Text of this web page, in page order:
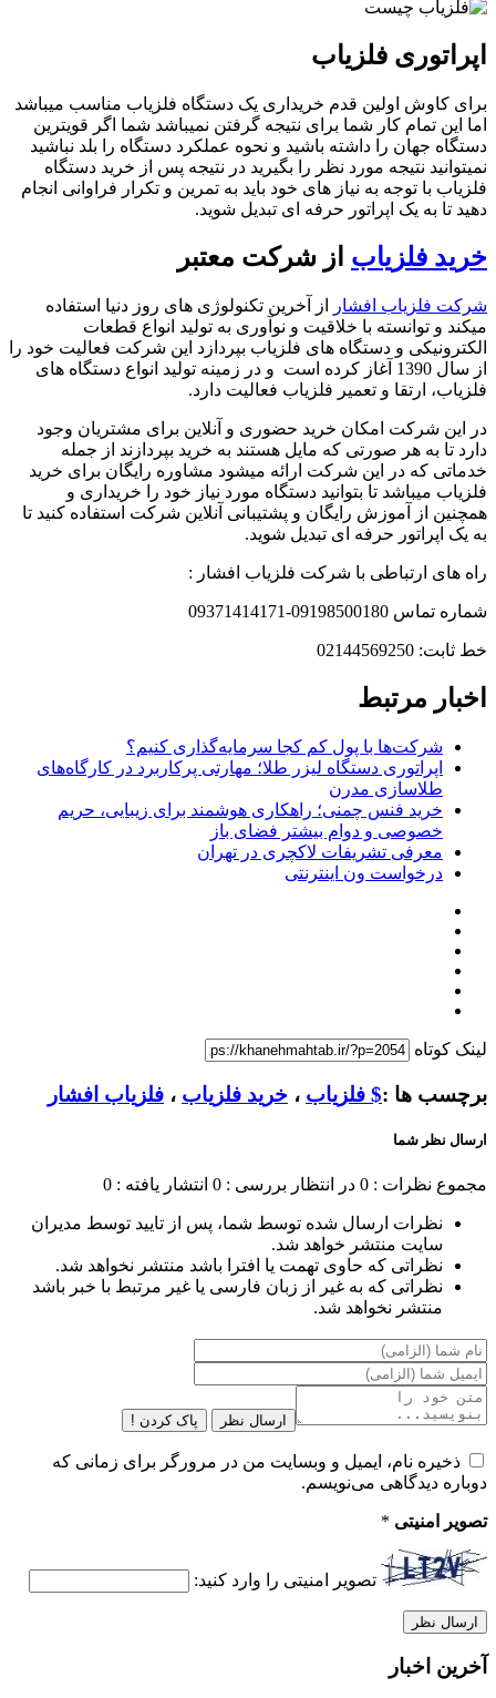
اپراتوری فلزیاب
برای کاوش اولین قدم خریداری یک دستگاه فلزیاب مناسب میباشد
اما این تمام کار شما برای نتیجه گرفتن نمیباشد شما اگر قویترین
دستگاه جهان را داشته باشید و نحوه عملکرد دستگاه را بلد نباشید
نمیتوانید نتیجه مورد نظر را بگیرید در نتیجه پس از خرید دستگاه
فلزیاب با توجه به نیاز های خود باید به تمرین و تکرار فراوانی انجام
دهید تا به یک اپراتور حرفه ای تبدیل شوید.
خرید فلزیاب از شرکت معتبر
شرکت فلزیاب افشار
از آخرین تکنولوژی های روز دنیا استفاده
میکند و توانسته با خلاقیت و نوآوری به تولید انواع قطعات
الکترونیکی و دستگاه های فلزیاب بپردازد این شرکت فعالیت خود را
از سال 1390 آغاز کرده است و در زمینه تولید انواع دستگاه های
فلزیاب، ارتقا و تعمیر فلزیاب فعالیت دارد.
در این شرکت امکان خرید حضوری و آنلاین برای مشتریان وجود
دارد تا به هر صورتی که مایل هستند به خرید بپردازند از جمله
خدماتی که در این شرکت ارائه میشود مشاوره رایگان برای خرید
فلزیاب میباشد تا بتوانید دستگاه مورد نیاز خود را خریداری و
همچنین از آموزش رایگان و پشتیبانی آنلاین شرکت استفاده کنید تا
به یک اپراتور حرفه ای تبدیل شوید.
راه های ارتباطی با شرکت فلزیاب افشار :
شماره تماس 09198500180-09371414171
خط ثابت: 02144569250
اخبار مرتبط
شرکت‌ها با پول کم کجا سرمایه‌گذاری کنیم؟
اپراتوری دستگاه لیزر طلا؛ مهارتی پرکاربرد در کارگاه‌های
طلاسازی مدرن
خرید فنس چمنی؛ راهکاری هوشمند برای زیبایی، حریم
خصوصی و دوام بیشتر فضای باز
معرفی تشریفات لاکچری در تهران
درخواست ون اینترنتی
لینک کوتاه
برچسب ها :$ فلزیاب ، خرید فلزیاب ، فلزیاب افشار
ارسال نظر شما
مجموع نظرات : 0 در انتظار بررسی : 0 انتشار یافته : 0
نظرات ارسال شده توسط شما، پس از تایید توسط مدیران
سایت منتشر خواهد شد.
نظراتی که حاوی تهمت یا افترا باشد منتشر نخواهد شد.
نظراتی که به غیر از زبان فارسی یا غیر مرتبط با خبر باشد
منتشر نخواهد شد.
ارسال نظر پاک کردن !
ذخیره نام، ایمیل و وبسایت من در مرورگر برای زمانی که
دوباره دیدگاهی می‌نویسم.
تصویر امنیتی *
تصویر امنیتی را وارد کنید:
آخرین اخبار